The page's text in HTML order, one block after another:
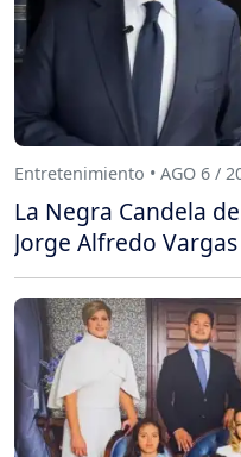
Entretenimiento • AGO 6 /
La Negra Candela
Jorge Alfredo Vargas